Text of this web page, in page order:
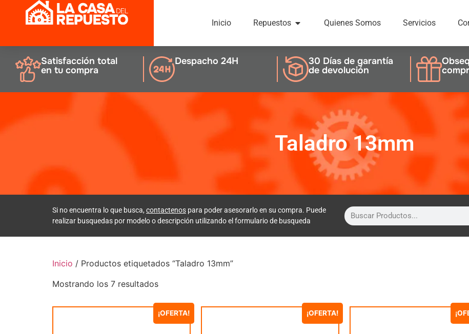
Inicio Repuestos Quienes Somos Servicios
Satisfacción total
en tu compra
Despacho 24H
30 Días de garantía
de devolución
Taladro 13mm
Si no encuentra lo que busca, contactenos para poder asesorarlo en su compra. Puede
realizar busquedas por modelo o descripción utilizando el formulario de busqueda
Inicio / Productos etiquetados “Taladro 13mm”
Mostrando los 7 resultados
¡OFERTA! ¡OFERTA!